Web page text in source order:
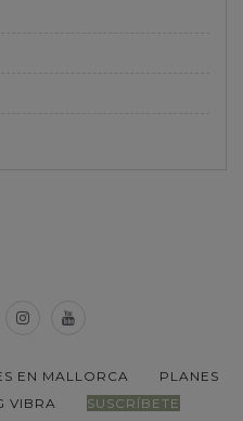
EN MALLORCA
PLANES
VIBRA SUSCRÍBETE